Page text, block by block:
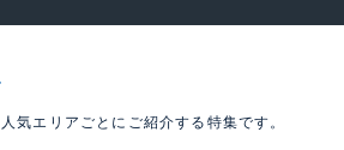
気エリアごとにご紹介する特集です。